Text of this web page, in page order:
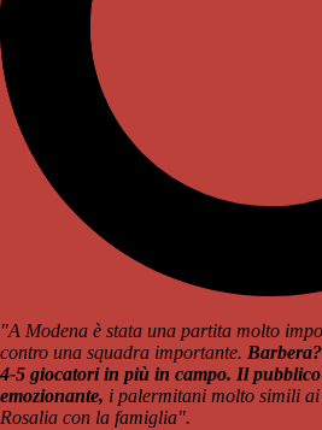
"A Modena è stata una partita molto
contro una squadra importante.
4-5 giocatori in più in campo. Il
emozionante, i palermitani molto simili
Rosalia con la famiglia".